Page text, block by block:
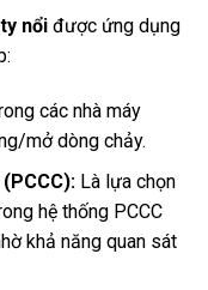
nổi được ứng dụng
các nhà máy
mở dòng chảy.
Là lựa chọn
hệ thống PCCC
khả năng quan sát